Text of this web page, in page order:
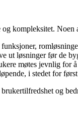
kompleksitet. Noen
ut løsninger før de
møtes jevnlig for
i stedet for
og